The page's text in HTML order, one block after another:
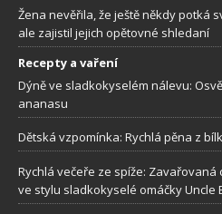
Žena nevěřila, že ještě někdy potká
ale zajistil jejich opětovné shledaní
Recepty a vaření
Dýně ve sladkokyselém nálevu:
ananasu
Dětská vzpomínka: Rychlá pěna z
Rychlá večeře ze spíže:
ve stylu sladkokyselé omáčky Uncle